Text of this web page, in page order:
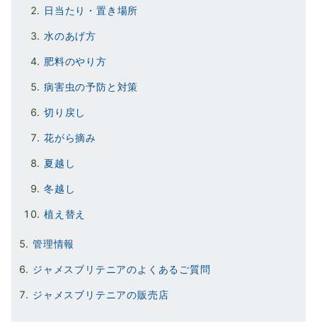
日当たり・置き場所
水のあげ方
肥料のやり方
病害虫の予防と対策
切り戻し
花がら摘み
夏越し
冬越し
植え替え
管理情報
ジャメスブリテニアのよくあるご質問
ジャメスブリテニアの販売店